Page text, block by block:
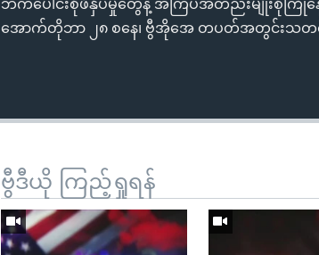
ဘက်ပေါင်းစုံဖိနှိပ်မှုတွေနဲ့ အကြပ်အတည်းမျိုးစုံက
အောက်တိုဘာ ၂၈ စနေ၊ ဗွီအိုအေ တပတ်အတွင်းသတင်
ဗွီဒီယို ကြည့်ရှုရန်